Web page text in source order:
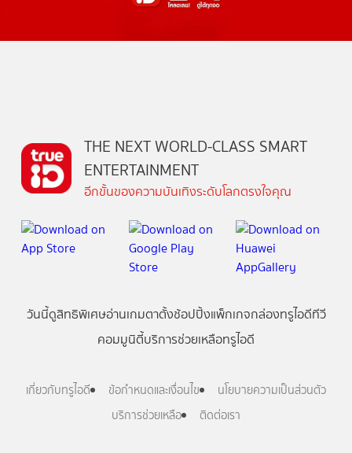
THE NEXT WORLD-CLASS SMART
ENTERTAINMENT
อีกขั้นของความบันเทิงระดับโลกตรงใจคุณ
วันนี้ดูสิทธิพิเศษอ่านเกมตาตั้งช้อปปิ้งแพ็กเกจกล่องทรูไอดีทีวี
คอมมูนิตี้บริการช่วยเหลือทรูไอดี
เกี่ยวกับทรูไอดี ข้อกำหนดและเงื่อนไข
นโยบายความเป็นส่วนตัว
บริการช่วยเหลือ
ติดต่อเรา